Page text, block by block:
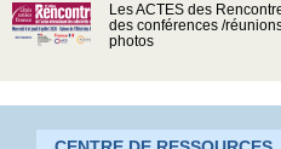
Les ACTES des
des conférences /
photos